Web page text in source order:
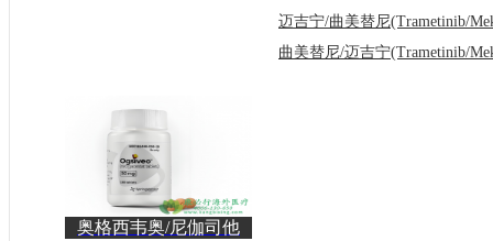
奥格西韦奥/尼伽司他